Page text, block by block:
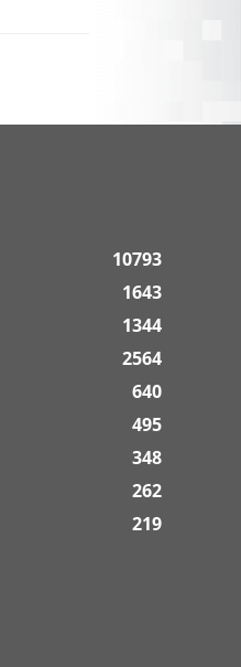
10793
1643
1344
2564
640
495
348
262
219